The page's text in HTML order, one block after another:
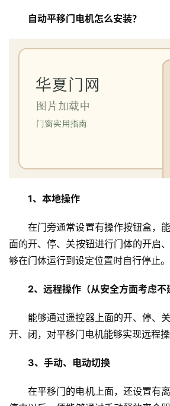
自动平移门电机怎么安装？
1、本地操作
在门旁通常设置有操作按钮盒，
面的开、停、关按钮进行门体的开启
够在门体运行到设定位置时自行停止。
2、远程操作（从安全方面考虑不
能够通过遥控器上面的开、停、
开、闭，对平移门电机能够实现远程操
3、手动、电动切换
在平移门的电机上面，还设置有